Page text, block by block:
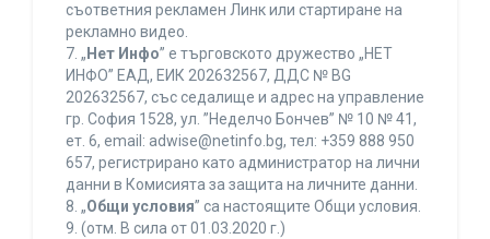
съответния рекламен Линк или стартиране на
рекламно видео.
7. „ Нет Инфо” е търговското дружество „НЕТ
ИНФО” ЕАД, ЕИК 202632567, ДДС № BG
202632567, със седалище и адрес на управление
гр. София 1528, ул. ”Неделчо Бончев” № 10 № 41,
ет. 6, еmail: adwise@netinfo.bg, тел: +359 888 950
657, регистрирано като администратор на лични
данни в Комисията за защита на личните данни.
8. „Общи условия” са настоящите Общи условия.
9. (отм. В сила от 01.03.2020 г.)